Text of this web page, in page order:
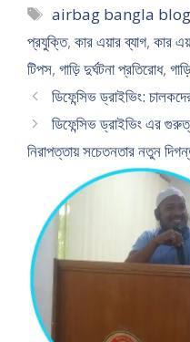
Tags
airbag bangla blog
প্রযুক্তি, কার এয়ার ব্যাগ, কার
টিপস, গাড়ি দুর্ঘটনা প্রতিরোধ,
ডিফেন্সিভ ড্রাইভিং:
ডিফেন্সিভ ড্রাইভিং এর
নিরাপত্তায় সচেতনতার নতুন